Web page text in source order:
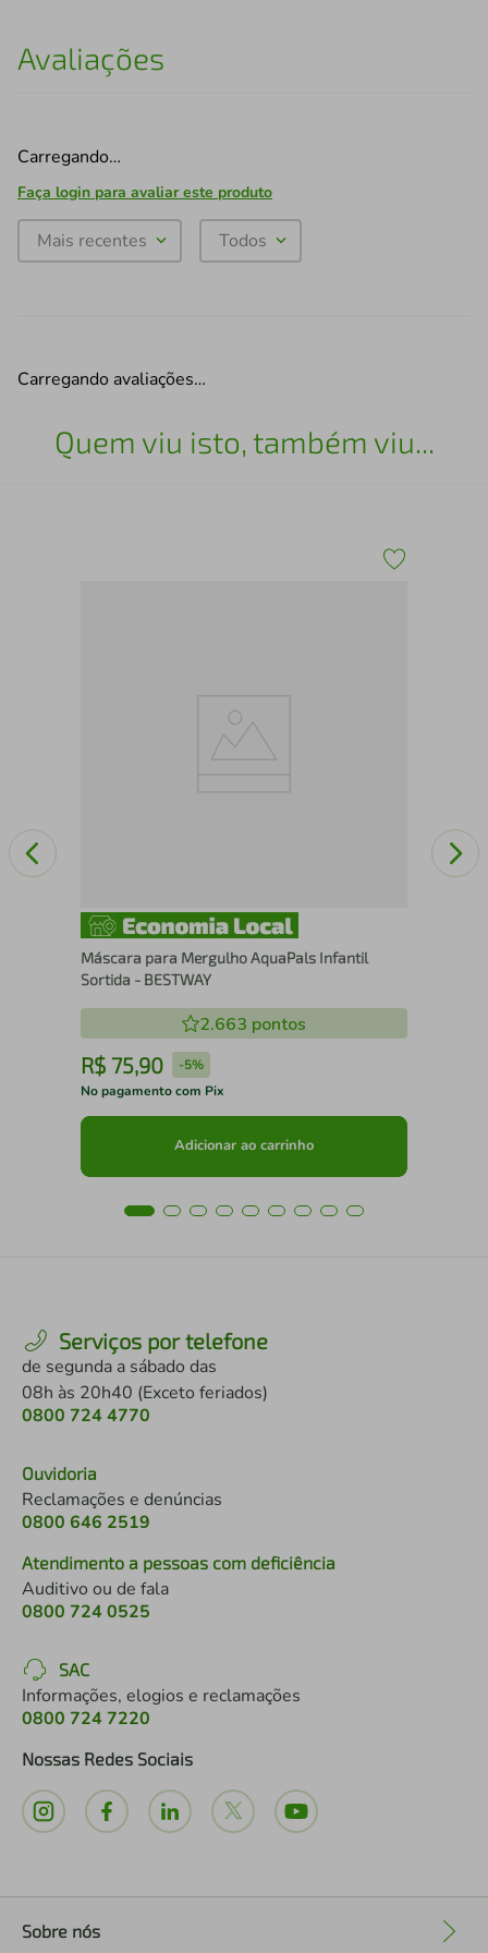
Avaliações
Carregando…
Faça login para avaliar este produto
Mais recentes Todos
Carregando avaliações…
Quem viu isto, também viu...
Máscara para Mergulho AquaPals Infantil
Sortida - BESTWAY
2.663 pontos
R$ 75,90 -5%
No pagamento com Pix
Adicionar ao carrinho
Serviços por telefone
de segunda a sábado das
08h às 20h40 (Exceto feriados)
0800 724 4770
Ouvidoria
Reclamações e denúncias
0800 646 2519
Atendimento a pessoas com deficiência
Auditivo ou de fala
0800 724 0525
SAC
Informações, elogios e reclamações
0800 724 7220
Nossas Redes Sociais
Sobre nós